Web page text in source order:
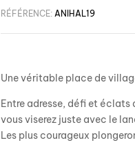
RÉFÉRENCE: ANIHAL19
Une véritable place de
Entre adresse, défi et éclats
vous viserez juste avec le
Les plus courageux